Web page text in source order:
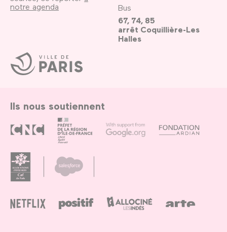
Ville
de
Paris
notre agenda
Bus
67, 74, 85
arrêt Coquillière-Les
Halles
Ils nous soutiennent